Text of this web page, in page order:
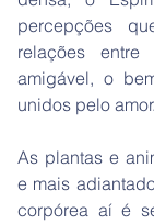
percepções
relações
amigável, o
unidos pelo amor.
As plantas e
e mais
corpórea aí é